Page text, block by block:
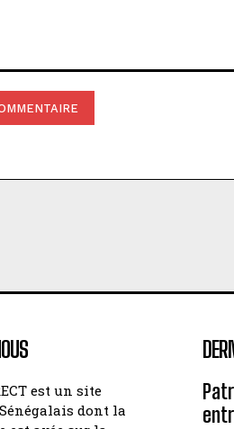
est un site
dont la